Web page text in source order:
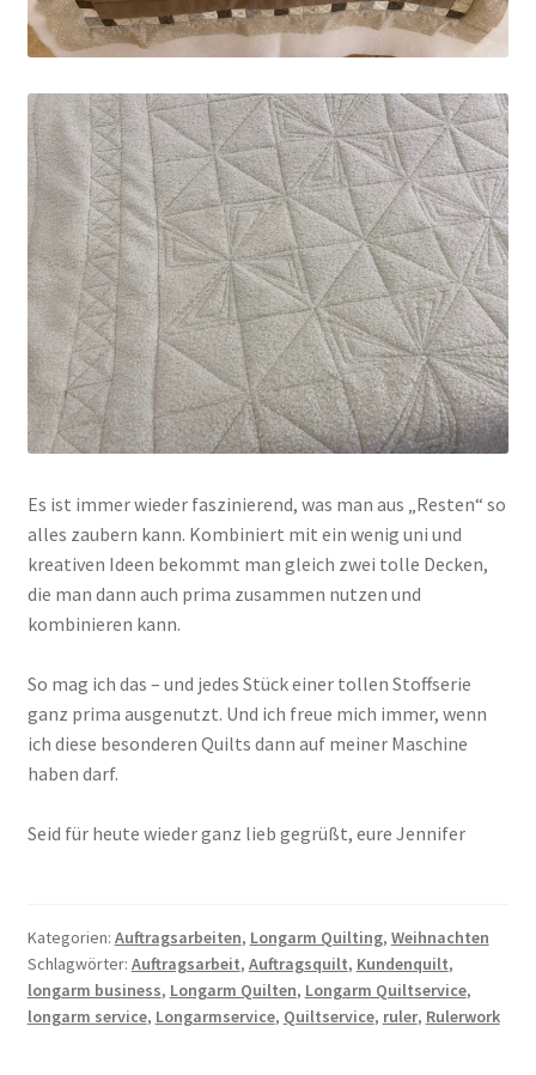
Es ist immer wieder faszinierend, was man aus „Resten“ so
alles zaubern kann. Kombiniert mit ein wenig uni und
kreativen Ideen bekommt man gleich zwei tolle Decken,
die man dann auch prima zusammen nutzen und
kombinieren kann.
So mag ich das – und jedes Stück einer tollen Stoffserie
ganz prima ausgenutzt. Und ich freue mich immer, wenn
ich diese besonderen Quilts dann auf meiner Maschine
haben darf.
Seid für heute wieder ganz lieb gegrüßt, eure Jennifer
Kategorien: Auftragsarbeiten, Longarm Quilting, Weihnachten
Schlagwörter: Auftragsarbeit, Auftragsquilt, Kundenquilt,
longarm business, Longarm Quilten, Longarm Quiltservice,
longarm service, Longarmservice, Quiltservice, ruler, Rulerwork